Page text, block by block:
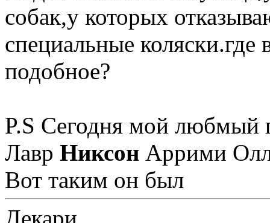
собак,у которых
специальные
подобное?
P.S Сегодня мой любмый
Лавр Никсон Аррими
Вот таким он был